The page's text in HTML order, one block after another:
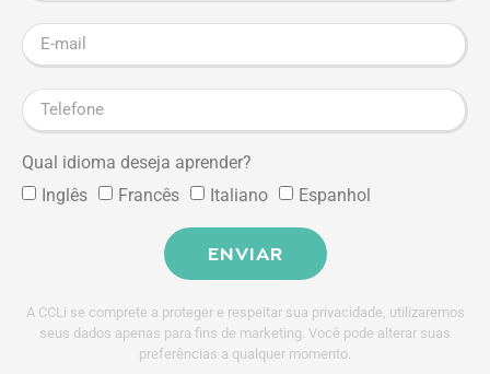
Qual idioma deseja aprender?
Inglês
Francês Italiano Espanhol
ENVIAR
A CCLi se comprete a proteger e respeitar sua privacidade, utilizaremos
seus dados apenas para fins de marketing. Você pode alterar suas
preferências a qualquer momento.